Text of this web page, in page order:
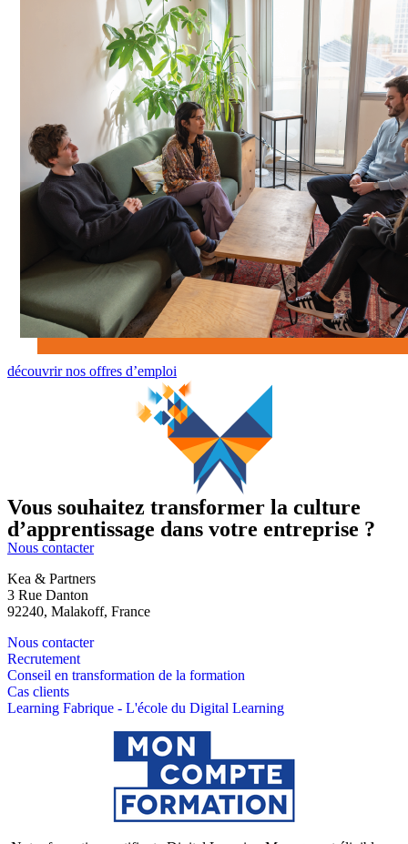
découvrir nos offres d’emploi
Vous souhaitez transformer la culture
d’apprentissage dans votre entreprise ?
Nous contacter
Kea & Partners
3 Rue Danton
92240, Malakoff, France
Nous contacter
Recrutement
Conseil en transformation de la formation
Cas clients
Learning Fabrique - L'école du Digital Learning